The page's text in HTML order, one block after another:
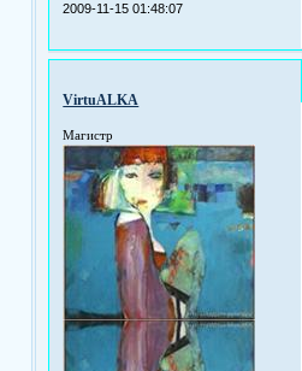
2009-11-15 01:48:07
VirtuALKA
Магистр